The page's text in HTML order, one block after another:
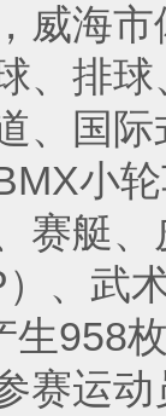
威海
、排
、国
小
赛艇
、武
生958
赛运